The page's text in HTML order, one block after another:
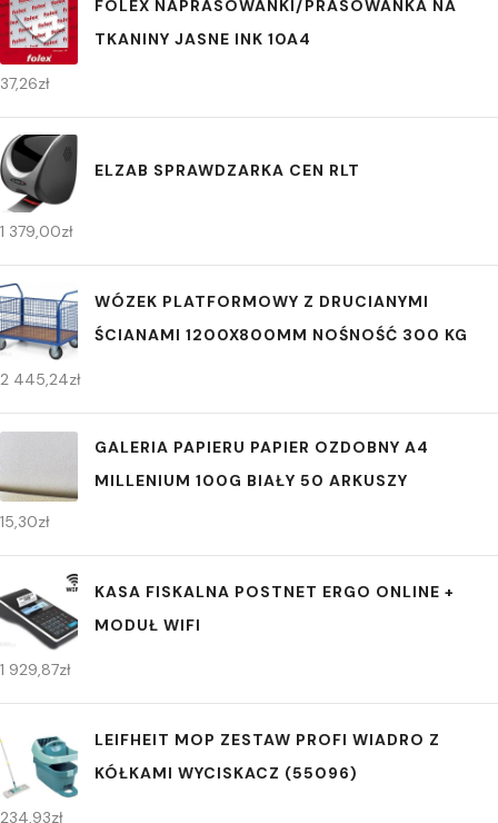
FOLEX NAPRASOWANKI/PRASOWANKA NA
TKANINY JASNE INK 10A4
37,26zł
ELZAB SPRAWDZARKA CEN RLT
1 379,00zł
WÓZEK PLATFORMOWY Z DRUCIANYMI
ŚCIANAMI 1200X800MM NOŚNOŚĆ 300 KG
2 445,24zł
GALERIA PAPIERU PAPIER OZDOBNY A4
MILLENIUM 100G BIAŁY 50 ARKUSZY
15,30zł
KASA FISKALNA POSTNET ERGO ONLINE +
MODUŁ WIFI
1 929,87zł
LEIFHEIT MOP ZESTAW PROFI WIADRO Z
KÓŁKAMI WYCISKACZ (55096)
234,93zł